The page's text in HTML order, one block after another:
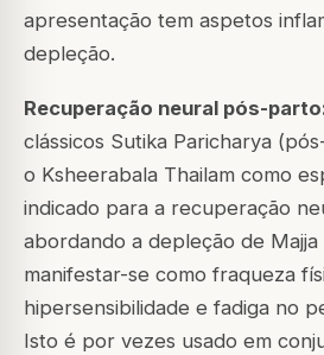
apresentação tem aspetos
depleção.
Recuperação neural pós-
clássicos Sutika Paricharya
o Ksheerabala Thailam como
indicado para a recuperação
abordando a depleção de
manifestar-se como fraqueza
hipersensibilidade e fadiga no
Isto é por vezes usado em